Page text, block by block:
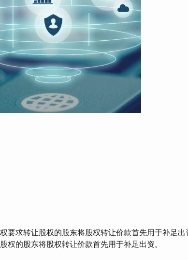
求转让股权的股东将股权转让价款首先用于补足出
权的股东将股权转让价款首先用于补足出资。